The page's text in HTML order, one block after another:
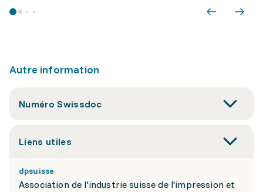
Autre information
Numéro Swissdoc
Liens utiles
dpsuisse
Association de l'industrie suisse de l'impression et